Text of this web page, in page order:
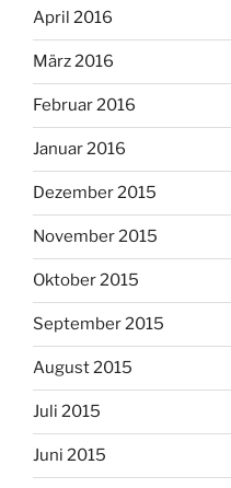
April 2016
März 2016
Februar 2016
Januar 2016
Dezember 2015
November 2015
Oktober 2015
September 2015
August 2015
Juli 2015
Juni 2015